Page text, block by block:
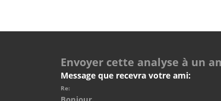
Envoyer cette analyse à un
Message que recevra votre ami:
Re: